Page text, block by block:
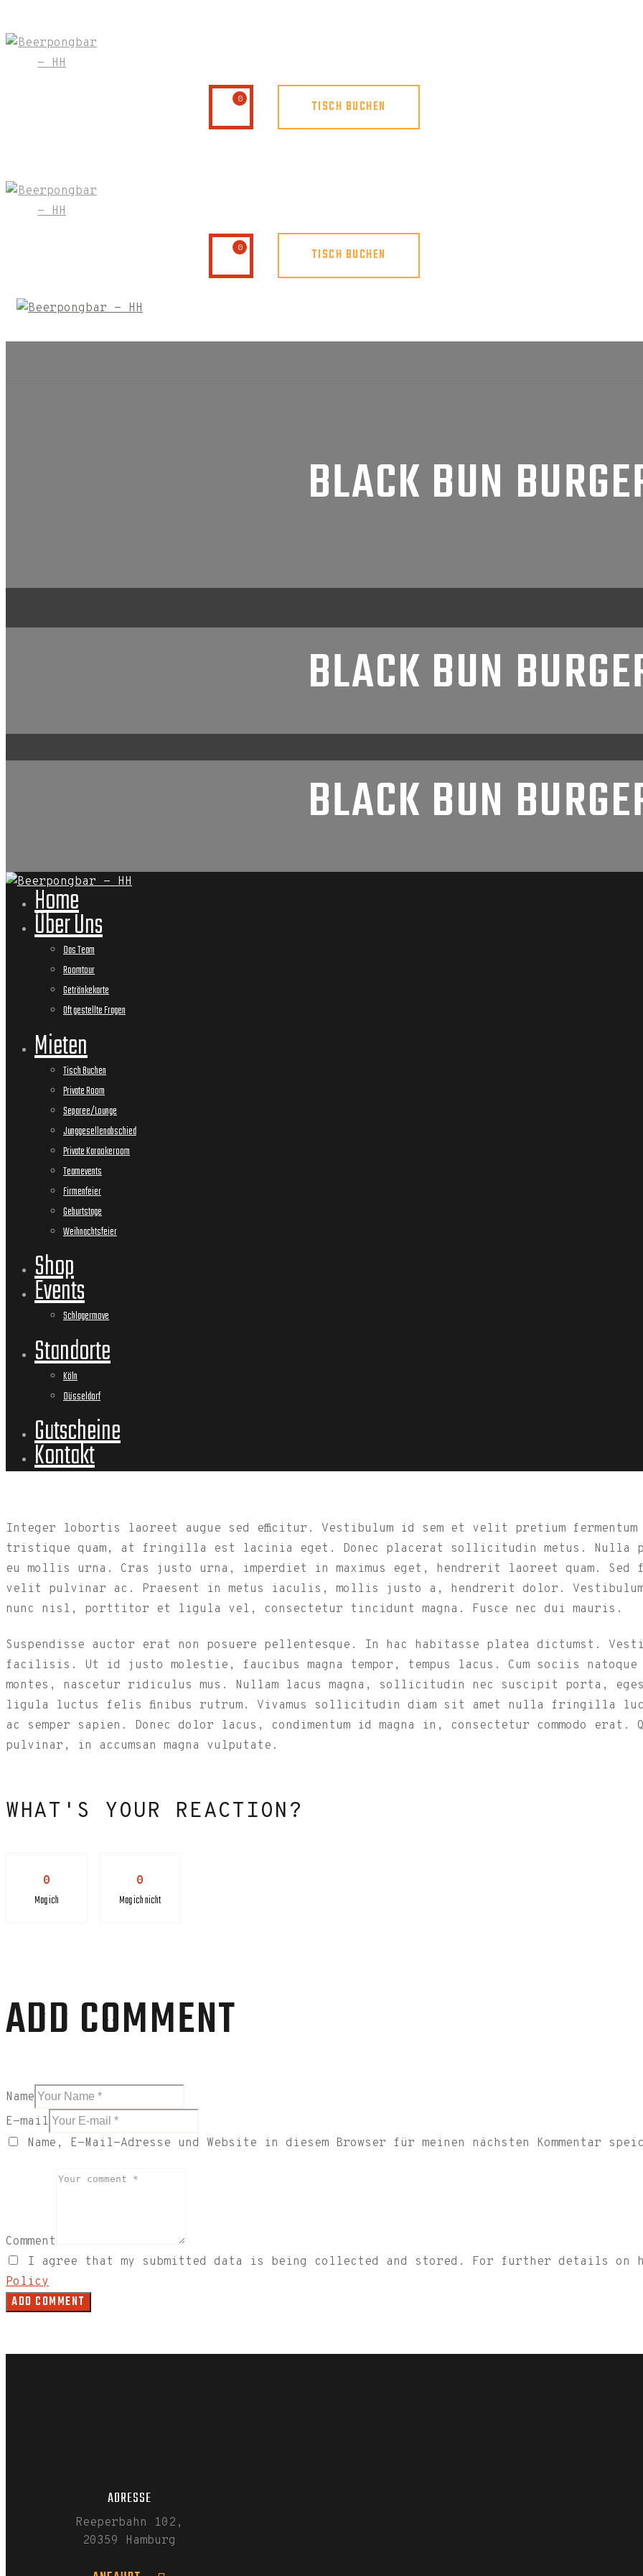
0 TISCH BUCHEN
0 TISCH BUCHEN
BLACK BUN
BLACK BUN
BLACK BUN
Home
Über Uns
Das Team
Roomtour
Getränkekarte
Oft gestellte Fragen
Mieten
Tisch Buchen
Private Room
Separee/Lounge
Junggesellenabschied
Private Karaokeroom
Teamevents
Firmenfeier
Geburtstage
Weihnachtsfeier
Shop
Events
Schlagermove
Standorte
Köln
Düsseldorf
Gutscheine
Kontakt
Integer lobortis laoreet augue sed efficitur. Vestibulum id sem et velit pretium fermentum
tristique quam, at fringilla est lacinia eget. Donec placerat sollicitudin metus. Nulla
eu mollis urna. Cras justo urna, imperdiet in maximus eget, hendrerit laoreet quam.
velit pulvinar ac. Praesent in metus iaculis, mollis justo a, hendrerit dolor.
nunc nisl, porttitor et ligula vel, consectetur tincidunt magna. Fusce nec dui mauris.
Suspendisse auctor erat non posuere pellentesque. In hac habitasse platea dictumst.
facilisis. Ut id justo molestie, faucibus magna tempor, tempus lacus. Cum sociis
montes, nascetur ridiculus mus. Nullam lacus magna, sollicitudin nec suscipit porta,
ligula luctus felis finibus rutrum. Vivamus sollicitudin diam sit amet nulla fringilla
ac semper sapien. Donec dolor lacus, condimentum id magna in, consectetur commodo
pulvinar, in accumsan magna vulputate.
WHAT'S YOUR REACTION?
0
Mag ich
0
Mag ich nicht
ADD COMMENT
Name
E-mail
Name, E-Mail-Adresse und Website in diesem Browser für meinen nächsten Kommentar
Comment
I agree that my submitted data is being collected and stored. For further details on
Policy
ADRESSE
Reeperbahn 102,
20359 Hamburg